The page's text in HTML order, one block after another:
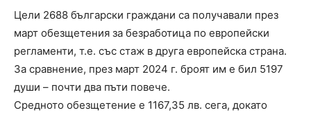
Цели 2688 български граждани са получавали през
март обезщетения за безработица по европейски
регламенти, т.е. със стаж в друга европейска страна.
За сравнение, през март 2024 г. броят им е бил 5197
души – почти два пъти повече.
Средното обезщетение е 1167,35 лв. сега, докато